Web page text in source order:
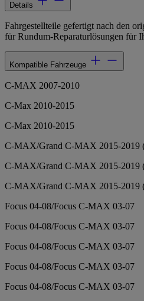
Details
Fahrgestellteile gefertigt nach den
für Rundum-Reparaturlösungen für
Kompatible Fahrzeuge
C-MAX 2007-2010
C-Max 2010-2015
C-Max 2010-2015
C-MAX/Grand C-MAX 2015-2019
C-MAX/Grand C-MAX 2015-2019
C-MAX/Grand C-MAX 2015-2019
Focus 04-08/Focus C-MAX 03-07
Focus 04-08/Focus C-MAX 03-07
Focus 04-08/Focus C-MAX 03-07
Focus 04-08/Focus C-MAX 03-07
Focus 04-08/Focus C-MAX 03-07